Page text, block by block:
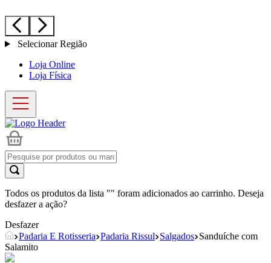
Selecionar Região
Loja Online
Loja Física
Todos os produtos da lista "" foram adicionados ao carrinho. Deseja
desfazer a ação?
Desfazer
Padaria E Rotisseria Padaria Rissul Salgados Sanduíche com
Salamito